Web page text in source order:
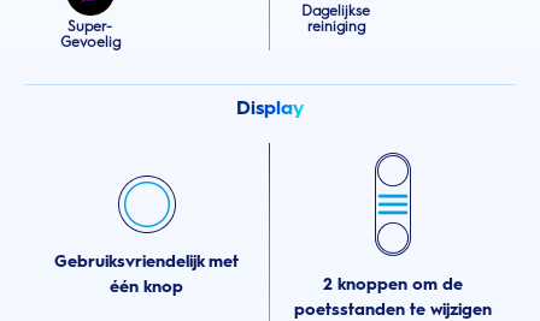
Super-
Gevoelig
Dagelijkse
reiniging
Display
Gebruiksvriendelijk met
één knop
2 knoppen om de
poetsstanden te wijzigen